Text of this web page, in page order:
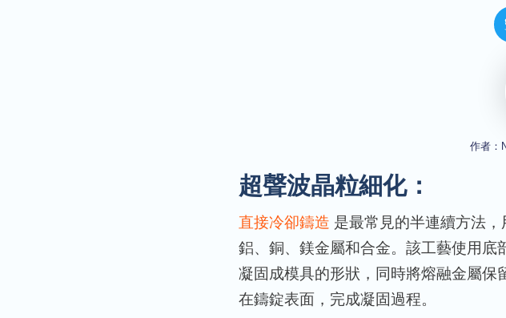
作者：
超聲波晶粒細化：
直接冷卻鑄造 是最常見的半連續方法
鋁、銅、鎂金屬和合金。該工藝使用底
凝固成模具的形狀，同時將熔融金屬保
在鑄錠表面，完成凝固過程。